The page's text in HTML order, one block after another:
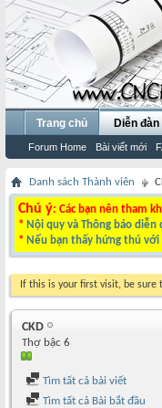
Trang chủ Diễn đàn
Forum Home Bài viết mới
Danh sách Thành viên
Chú ý: Các bạn nên tham
* Nội quy và Thông báo diễn
* Nếu bạn thấy hứng thú với
If this is your first visit, be sure
CKD
Thợ bậc 6
Tìm tất cả bài viết
Tìm tất cả Bài bắt đầu